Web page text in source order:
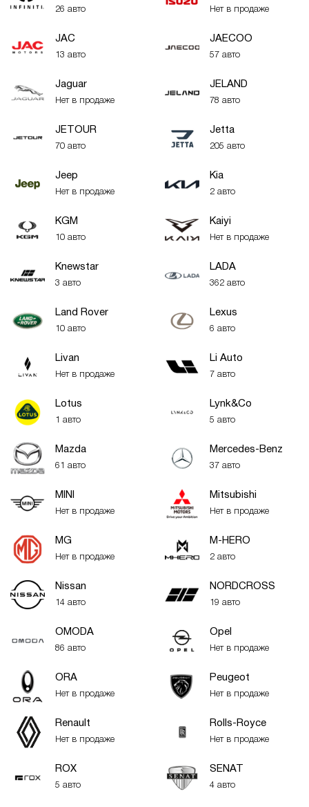
26 авто Нет в продаже
JAC
13 авто
JAECOO
57 авто
Jaguar
Нет в продаже
JELAND
78 авто
JETOUR
70 авто
Jetta
205 авто
Jeep
Нет в продаже
Kia
2 авто
KGM
10 авто
Kaiyi
Нет в продаже
Knewstar
3 авто
LADA
362 авто
Land Rover
10 авто
Lexus
6 авто
Livan
Нет в продаже
Li Auto
7 авто
Lotus
1 авто
Lynk&Co
5 авто
Mazda
61 авто
Mercedes-Benz
37 авто
MINI
Нет в продаже
Mitsubishi
Нет в продаже
MG
Нет в продаже
M-HERO
2 авто
Nissan
14 авто
NORDCROSS
19 авто
OMODA
86 авто
Opel
Нет в продаже
ORA
Нет в продаже
Peugeot
Нет в продаже
Renault
Нет в продаже
Rolls-Royce
Нет в продаже
ROX
5 авто
SENAT
4 авто